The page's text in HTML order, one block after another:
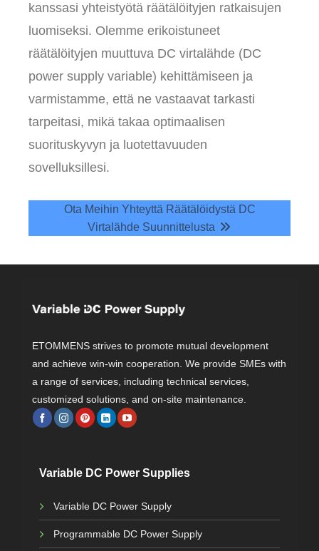
kanssasi yhteistyötä räätälöityjen ratkaisujen
luomiseksi. Olemme erikoistuneet
räätälöityjen muuttuva DC virtalähde (DC
power supply variable) kehittämiseen ja
varmistamme, että ne vastaavat tarkasti
tarpeitasi, mikä takaa optimaalisen
suorituskyvyn ja luotettavuuden
sovelluksillesi.
Ota Meihin Yhteyttä Räätälöidystä DC
Virtalähde Suunnittelusta
ETOMMENS strives to promote mutual development
and achieve win-win cooperation. We provide SMEs with
a range of services, including technical services,
customized solutions, and on-site maintenance.
Variable DC Power Supplies
Variable DC Power Supply
Programmable DC Power Supply